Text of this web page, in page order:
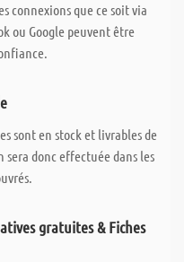
connexions que ce soit via
ou Google peuvent être
sont en stock et livrables de
sera donc effectuée dans les
gratuites & Fiches